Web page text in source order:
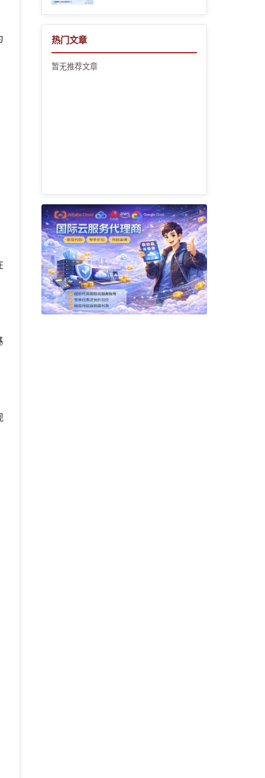
热门文章
暂无推荐文章